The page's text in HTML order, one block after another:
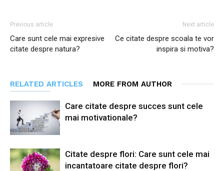
Previous article
Care sunt cele mai expresive
citate despre natura?
Next article
Ce citate despre scoala te vor
inspira si motiva?
RELATED ARTICLES MORE FROM AUTHOR
Care citate despre succes sunt cele
mai motivationale?
Citate despre flori: Care sunt cele mai
incantatoare citate despre flori?